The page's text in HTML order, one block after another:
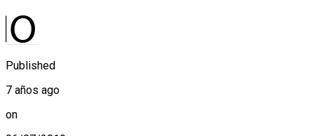
Published
7 años ago
on